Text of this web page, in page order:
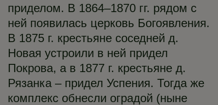
приделом. В 1864–1870 гг. рядом с
ней появилась церковь Богоявления.
В 1875 г. крестьяне соседней д.
Новая устроили в ней придел
Покрова, а в 1877 г. крестьяне д.
Рязанка – придел Успения. Тогда же
комплекс обнесли оградой (ныне